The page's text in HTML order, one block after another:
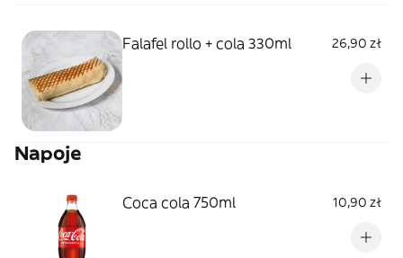
Falafel rollo + cola 330ml 26,90 zł
Napoje
Coca cola 750ml 10,90 zł